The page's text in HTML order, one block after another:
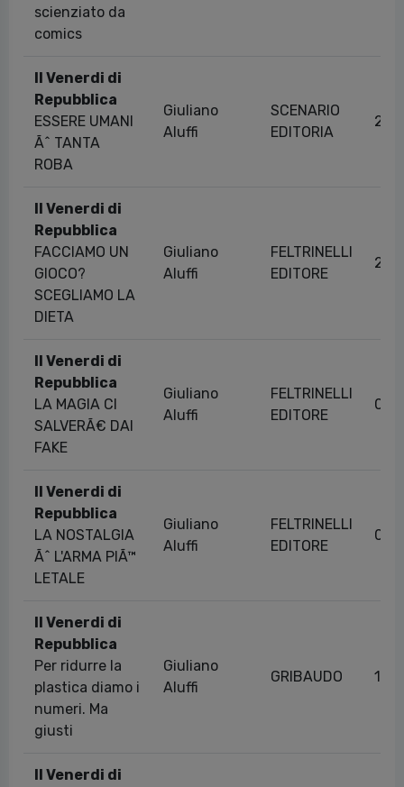
scienziato da
comics
Il Venerdi di
Repubblica
ESSERE UMANI
Ãˆ TANTA
ROBA
Giuliano
Aluffi
SCENARIO
EDITORIA
22/
Il Venerdi di
Repubblica
FACCIAMO UN
GIOCO?
SCEGLIAMO LA
DIETA
Giuliano
Aluffi
FELTRINELLI
EDITORE
26/
Il Venerdi di
Repubblica
LA MAGIA CI
SALVERÃ€ DAI
FAKE
Giuliano
Aluffi
FELTRINELLI
EDITORE
01/
Il Venerdi di
Repubblica
LA NOSTALGIA
Ãˆ L'ARMA PIÃ™
LETALE
Giuliano
Aluffi
FELTRINELLI
EDITORE
05/
Il Venerdi di
Repubblica
Per ridurre la
plastica diamo i
numeri. Ma
giusti
Giuliano
Aluffi
GRIBAUDO 13/
Il Venerdi di